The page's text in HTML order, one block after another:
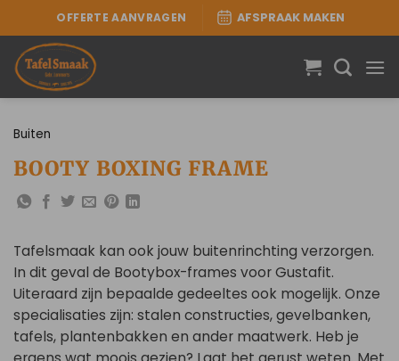
naar
inhoud
OFFERTE AANVRAGEN AFSPRAAK MAKEN
Buiten
BOOTY BOXING FRAME
Tafelsmaak kan ook jouw buitenrinchting verzorgen.
In dit geval de Bootybox-frames voor Gustafit.
Uiteraard zijn bepaalde gedeeltes ook mogelijk. Onze
specialisaties zijn: stalen constructies, gevelbanken,
tafels, plantenbakken en ander maatwerk. Heb je